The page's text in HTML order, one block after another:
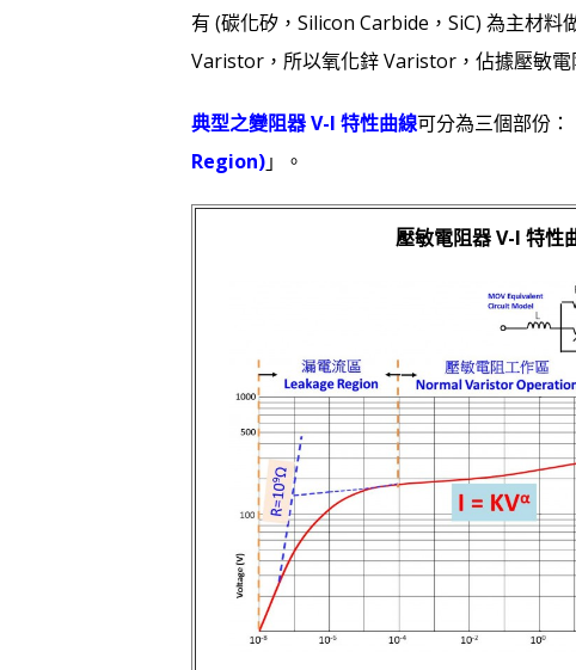
有 (碳化矽，Silicon Carbide，SiC) 為主材
Varistor，所以氧化鋅 Varistor，佔據壓敏電
典型之變阻器 V-I 特性曲線可分為三個部份：
Region)」。
壓敏電阻器 V-I 特性